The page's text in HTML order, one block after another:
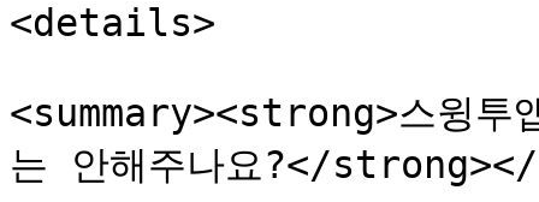
<details>
<summary><strong>스윙투
는 안해주나요?</strong></